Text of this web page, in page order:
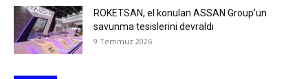
ROKETSAN, el konulan ASSAN Group’un
savunma tesislerini devraldı
9 Temmuz 2026